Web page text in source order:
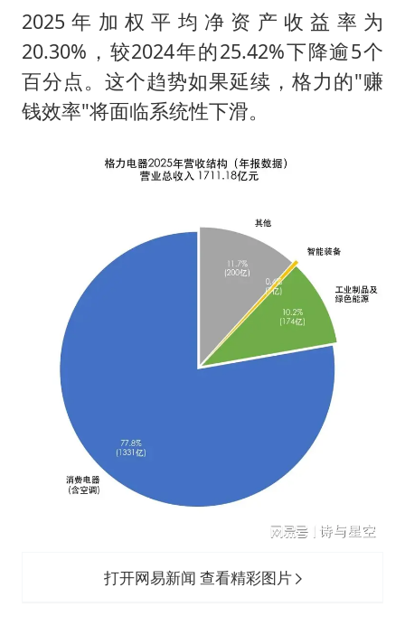
2025年加权平均净资产收益率为
20.30%，较2024年的25.42%下降逾5个
百分点。这个趋势如果延续，格力的"赚
钱效率"将面临系统性下滑。
打开网易新闻 查看精彩图片